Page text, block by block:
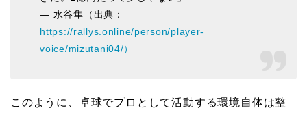
— 水谷隼（出典：
https://rallys.online/person/player-
voice/mizutani04/）
このように、卓球でプロとして活動する環境自体は整